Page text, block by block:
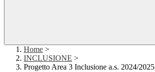
Home >
INCLUSIONE >
Progetto Area 3 Inclusione a.s. 2024/2025